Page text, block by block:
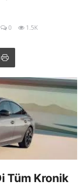
0 1.5K
Tüm Kronik